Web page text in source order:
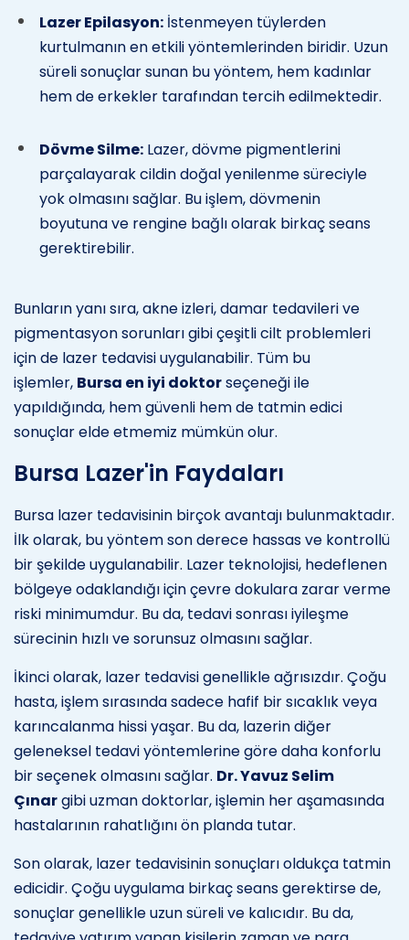
Lazer Epilasyon: İstenmeyen tüylerden
kurtulmanın en etkili yöntemlerinden biridir. Uzun
süreli sonuçlar sunan bu yöntem, hem kadınlar
hem de erkekler tarafından tercih edilmektedir.
Dövme Silme: Lazer, dövme pigmentlerini
parçalayarak cildin doğal yenilenme süreciyle
yok olmasını sağlar. Bu işlem, dövmenin
boyutuna ve rengine bağlı olarak birkaç seans
gerektirebilir.
Bunların yanı sıra, akne izleri, damar tedavileri ve
pigmentasyon sorunları gibi çeşitli cilt problemleri
için de lazer tedavisi uygulanabilir. Tüm bu
işlemler, Bursa en iyi doktorseçeneği ile
yapıldığında, hem güvenli hem de tatmin edici
sonuçlar elde etmemiz mümkün olur.
Bursa Lazer'in Faydaları
Bursa lazer tedavisinin birçok avantajı bulunmaktadır.
İlk olarak, bu yöntem son derece hassas ve kontrollü
bir şekilde uygulanabilir. Lazer teknolojisi, hedeflenen
bölgeye odaklandığı için çevre dokulara zarar verme
riski minimumdur. Bu da, tedavi sonrası iyileşme
sürecinin hızlı ve sorunsuz olmasını sağlar.
İkinci olarak, lazer tedavisi genellikle ağrısızdır. Çoğu
hasta, işlem sırasında sadece hafif bir sıcaklık veya
karıncalanma hissi yaşar. Bu da, lazerin diğer
geleneksel tedavi yöntemlerine göre daha konforlu
bir seçenek olmasını sağlar. Dr. Yavuz Selim
Çınargibi uzman doktorlar, işlemin her aşamasında
hastalarının rahatlığını ön planda tutar.
Son olarak, lazer tedavisinin sonuçları oldukça tatmin
edicidir. Çoğu uygulama birkaç seans gerektirse de,
sonuçlar genellikle uzun süreli ve kalıcıdır. Bu da,